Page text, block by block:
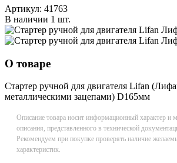
Артикул: 41763
В наличии 1 шт.
О товаре
Стартер ручной для двигателя Lifan
металлическими зацепами) D165мм
Описание товара носит информационный характер и
описания, представленного в технической
Рекомендуем при покупке проверять наличие
характеристик.